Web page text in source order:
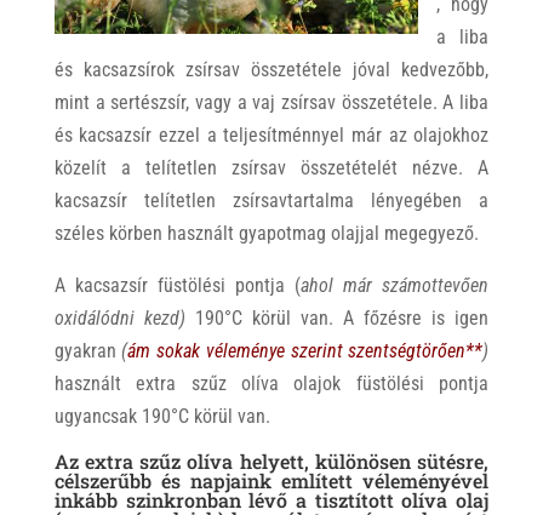
, hogy
a liba
és kacsazsírok zsírsav összetétele jóval kedvezőbb,
mint a sertészsír, vagy a vaj zsírsav összetétele. A liba
és kacsazsír ezzel a teljesítménnyel már az olajokhoz
közelít a telítetlen zsírsav összetételét nézve. A
kacsazsír telítetlen zsírsavtartalma lényegében a
széles körben használt gyapotmag olajjal megegyező.
A kacsazsír füstölési pontja (ahol már számottevően
oxidálódni kezd) 190°C körül van. A főzésre is igen
gyakran (ám sokak véleménye szerint szentségtörően**)
használt extra szűz olíva olajok füstölési pontja
ugyancsak 190°C körül van.
Az extra szűz olíva helyett, különösen sütésre,
célszerűbb és napjaink említett véleményével
inkább szinkronban lévő a tisztított olíva olaj